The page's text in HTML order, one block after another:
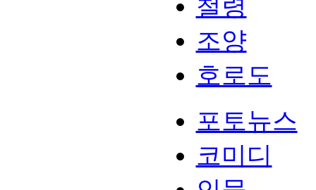
철령
조양
호로도
포토뉴스
코미디